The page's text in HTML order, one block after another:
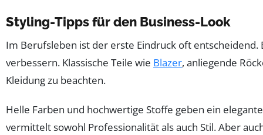
Styling-Tipps für den Business-Look
Im Berufsleben ist der erste Eindruck oft
verbessern. Klassische Teile wie Blazer, anliegende
Kleidung zu beachten.
Helle Farben und hochwertige Stoffe geben ein
vermittelt sowohl Professionalität als auch Stil. Aber